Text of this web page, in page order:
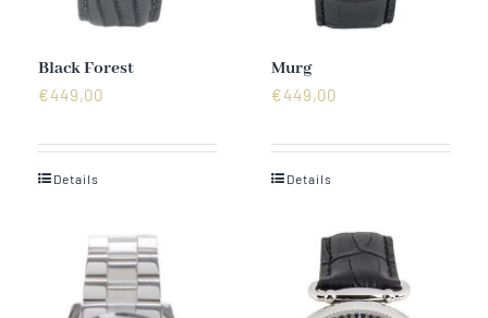
Black Forest
€449,00
Details
Murg
€449,00
Details